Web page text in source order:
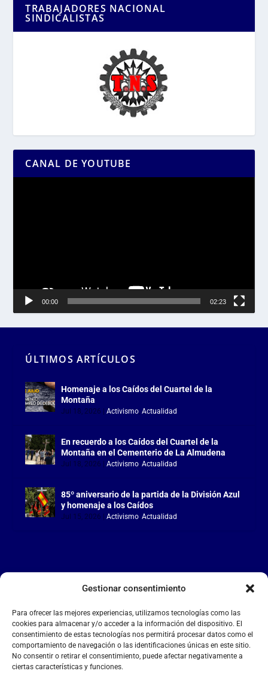
Gestionar consentimiento
Para ofrecer las mejores experiencias, utilizamos tecnologías como las
cookies para almacenar y/o acceder a la información del dispositivo. El
consentimiento de estas tecnologías nos permitirá procesar datos como el
comportamiento de navegación o las identificaciones únicas en este sitio.
No consentir o retirar el consentimiento, puede afectar negativamente a
ciertas características y funciones.
TRABAJADORES NACIONAL
SINDICALISTAS
CANAL DE YOUTUBE
00:00 02:23
ÚLTIMOS ARTÍCULOS
Homenaje a los Caídos del Cuartel de la
Montaña
Jul 18, 2026 |Activismo,Actualidad
En recuerdo a los Caídos del Cuartel de la
Montaña en el Cementerio de La Almudena
Jul 18, 2026 |Activismo,Actualidad
85º aniversario de la partida de la División Azul
y homenaje a los Caídos
Jul 15, 2026 |Activismo,Actualidad
LA FALANGE
Reproductor
de
vídeo